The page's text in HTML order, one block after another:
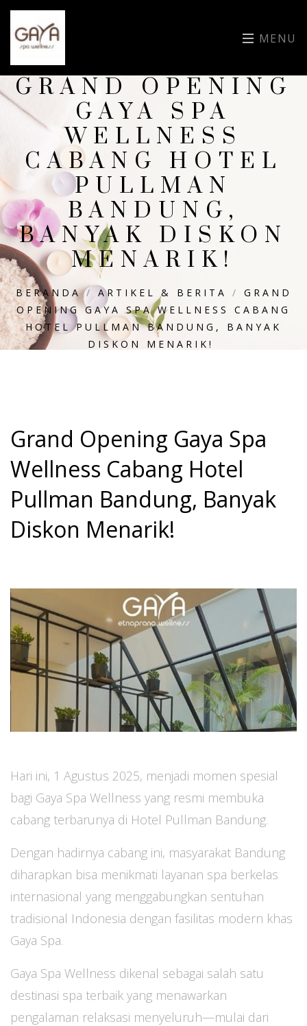
MENU
GRAND OPENING
GAYA SPA
WELLNESS
CABANG HOTEL
PULLMAN
BANDUNG,
BANYAK DISKON
MENARIK!
BERANDA / ARTIKEL & BERITA / GRAND
OPENING GAYA SPA WELLNESS CABANG
HOTEL PULLMAN BANDUNG, BANYAK
DISKON MENARIK!
Grand Opening Gaya Spa
Wellness Cabang Hotel
Pullman Bandung, Banyak
Diskon Menarik!
Hari ini, 1 Agustus 2025, menjadi momen spesial
bagi Gaya Spa Wellness yang resmi membuka
cabang terbarunya di Hotel Pullman Bandung.
Dengan hadirnya cabang ini, masyarakat Bandung
diharapkan bisa menikmati layanan spa berkelas
internasional yang menggabungkan sentuhan
tradisional Indonesia dengan fasilitas modern khas
Gaya Spa.
Gaya Spa Wellness dikenal sebagai salah satu
destinasi spa terbaik yang menawarkan
pengalaman relaksasi menyeluruh—mulai dari